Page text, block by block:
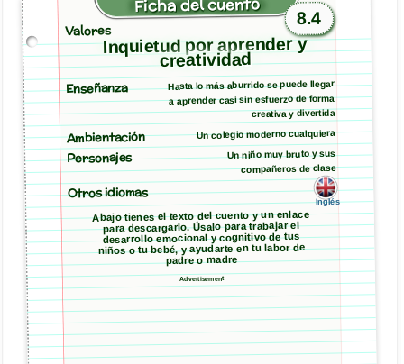
Ficha del cuento
8.4
Valores
Inquietud por aprender y
creatividad
Enseñanza Hasta lo más aburrido se puede llegar
a aprender casi sin esfuerzo de forma
creativa y divertida
Ambientación Un colegio moderno cualquiera
Personajes Un niño muy bruto y sus
compañeros de clase
Otros idiomas
Inglés
Abajo tienes el texto del cuento y un enlace
para descargarlo. Úsalo para trabajar el
desarrollo emocional y cognitivo de tus
niños o tu bebé, y ayudarte en tu labor de
padre o madre
Advertisement